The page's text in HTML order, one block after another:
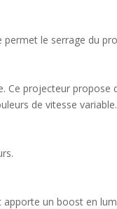
le serrage du
Ce projecteur propose
de vitesse
apporte un boost en